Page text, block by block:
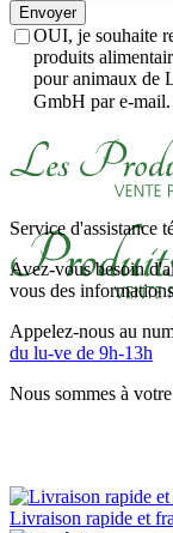
Envoyer
OUI, je souhaite
produits
pour animaux de
GmbH par e-mail.
Service d'assistance
Avez-vous besoin
vous des
Appelez-nous au
du lu-ve de 9h-13h
Nous sommes à
Livraison rapide et